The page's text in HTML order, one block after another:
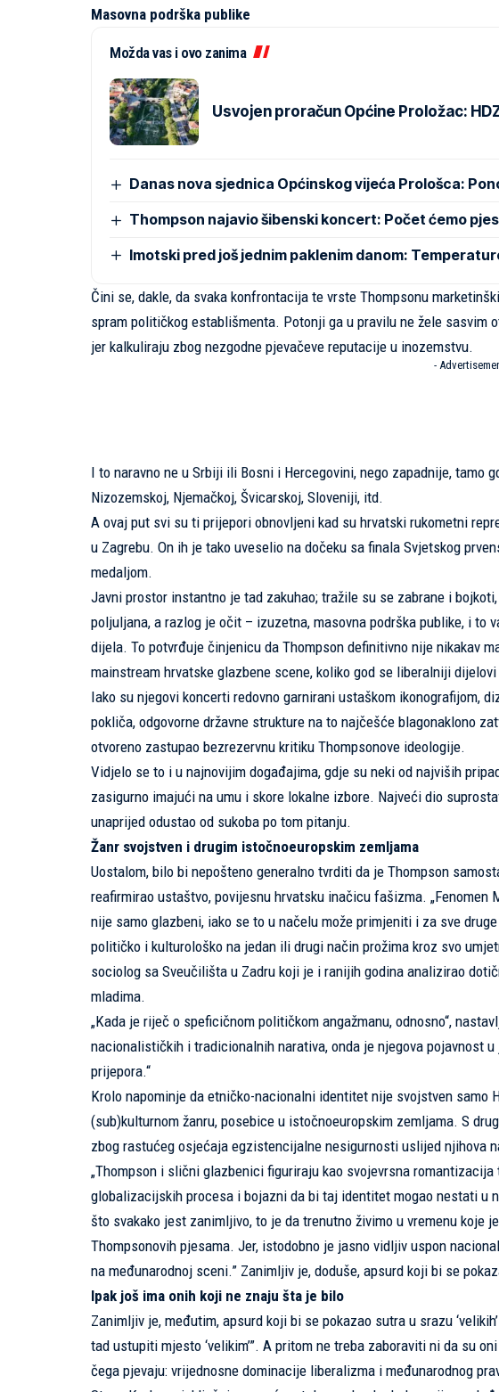
Masovna podrška publike
Možda vas i ovo zanima
Usvojen proračun Općine Proložac:
Danas nova sjednica Općinskog vijeća Prološca:
Thompson najavio šibenski koncert: Počet ćemo
Imotski pred još jednim paklenim danom:
Čini se, dakle, da svaka konfrontacija te vrste Thompsonu
spram političkog establišmenta. Potonji ga u pravilu ne žele sasvim
jer kalkuliraju zbog nezgodne pjevačeve reputacije u inozemstvu.
-
I to naravno ne u Srbiji ili Bosni i Hercegovini, nego zapadnije, tamo
Nizozemskoj, Njemačkoj, Švicarskoj, Sloveniji, itd.
A ovaj put svi su ti prijepori obnovljeni kad su hrvatski rukometni
u Zagrebu. On ih je tako uveselio na dočeku sa finala Svjetskog
medaljom.
Javni prostor instantno je tad zakuhao; tražile su se zabrane i
poljuljana, a razlog je očit – izuzetna, masovna podrška publike, i
dijela. To potvrđuje činjenicu da Thompson definitivno nije nikakav
mainstream hrvatske glazbene scene, koliko god se liberalniji
Iako su njegovi koncerti redovno garnirani ustaškom ikonografijom,
pokliča, odgovorne državne strukture na to najčešće blagonaklono
otvoreno zastupao bezrezervnu kritiku Thompsonove ideologije.
Vidjelo se to i u najnovijim događajima, gdje su neki od najviših
zasigurno imajući na umu i skore lokalne izbore. Najveći dio
unaprijed odustao od sukoba po tom pitanju.
Žanr svojstven i drugim istočnoeuropskim zemljama
Uostalom, bilo bi nepošteno generalno tvrditi da je Thompson
reafirmirao ustaštvo, povijesnu hrvatsku inačicu fašizma.
nije samo glazbeni, iako se to u načelu može primjeniti i za sve
političko i kulturološko na jedan ili drugi način prožima kroz svo
sociolog sa Sveučilišta u Zadru koji je i ranijih godina analizirao
mladima.
„Kada je riječ o speficičnom političkom angažmanu, odnosno“,
nacionalističkih i tradicionalnih narativa, onda je njegova pojavnost
prijepora.“
Krolo napominje da etničko-nacionalni identitet nije svojstven samo
(sub)kulturnom žanru, posebice u istočnoeuropskim zemljama. S
zbog rastućeg osjećaja egzistencijalne nesigurnosti uslijed njihova
„Thompson i slični glazbenici figuriraju kao svojevrsna
globalizacijskih procesa i bojazni da bi taj identitet mogao nestati u
što svakako jest zanimljivo, to je da trenutno živimo u vremenu koje
Thompsonovih pjesama. Jer, istodobno je jasno vidljiv uspon
na međunarodnoj sceni.” Zanimljiv je, doduše, apsurd koji bi se
Ipak još ima onih koji ne znaju šta je bilo
Zanimljiv je, međutim, apsurd koji bi se pokazao sutra u srazu
tad ustupiti mjesto ‘velikim’”. A pritom ne treba zaboraviti ni da su
čega pjevaju: vrijednosne dominacije liberalizma i međunarodnog